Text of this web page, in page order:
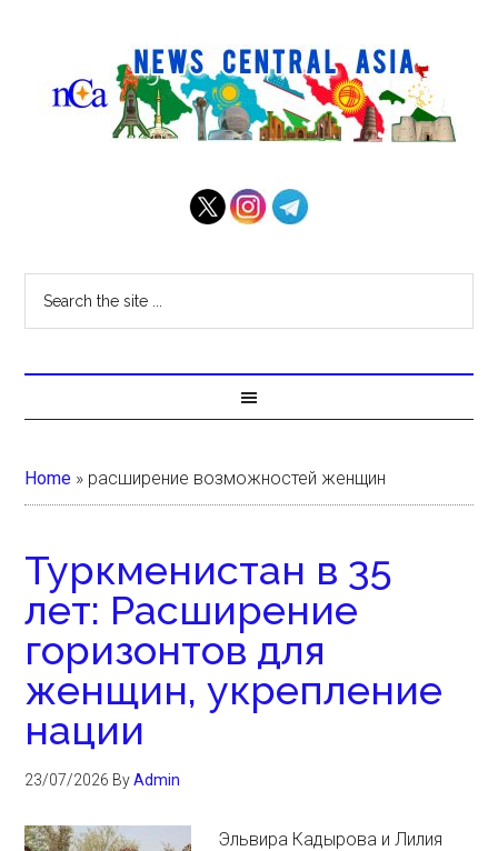
Home » расширение возможностей женщин
Туркменистан в 35
лет: Расширение
горизонтов для
женщин, укрепление
нации
23/07/2026 ByAdmin
Эльвира Кадырова и Лилия